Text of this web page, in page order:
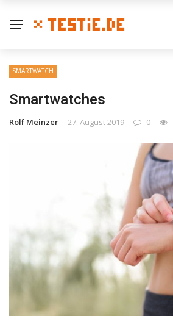
SMARTWATCH
Smartwatches
Rolf Meinzer 27. August 2019 0